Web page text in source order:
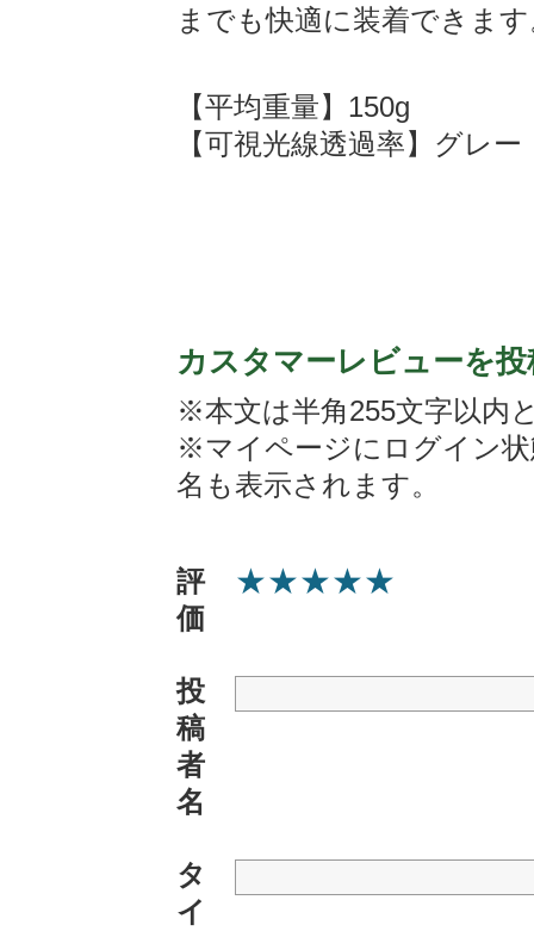
までも快適に装着できま
【平均重量】150g
【可視光線透過率】グレ
カスタマーレビューを
※本文は半角255文字以内
※マイページにログイン
名も表示されます。
評
価
★★★★★
投
稿
者
名
タ
イ